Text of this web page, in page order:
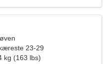
23-29
kg (163 lbs)